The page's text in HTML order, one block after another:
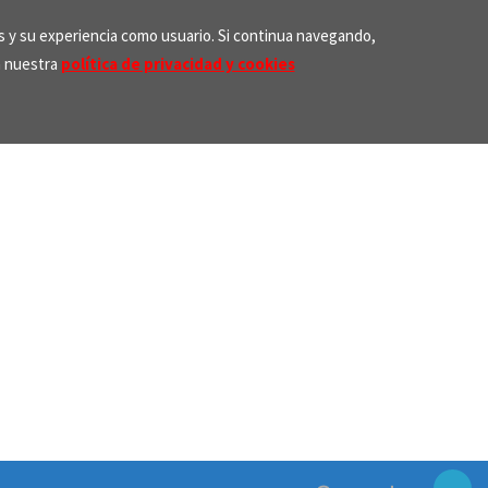
su experiencia como usuario. Si continua navegando,
nuestra política de privacidad y cookies